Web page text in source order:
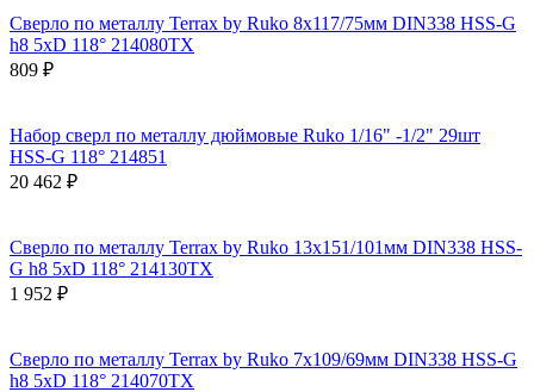
Сверло по металлу Terrax by Ruko 8x117/75мм DIN338 HSS-G
h8 5xD 118° 214080TX
809 ₽
Набор сверл по металлу дюймовые Ruko 1/16" -1/2" 29шт
HSS-G 118° 214851
20 462 ₽
Сверло по металлу Terrax by Ruko 13x151/101мм DIN338 HSS-
G h8 5xD 118° 214130TX
1 952 ₽
Сверло по металлу Terrax by Ruko 7x109/69мм DIN338 HSS-G
h8 5xD 118° 214070TX